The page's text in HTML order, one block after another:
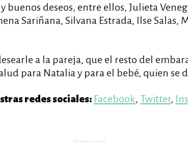
buenos deseos, entre ellos, Julieta
Sariñana, Silvana Estrada, Ilse Salas,
a la pareja, que el resto del
para Natalia y para el bebé, quien se
redes sociales: Facebook, Twitter,